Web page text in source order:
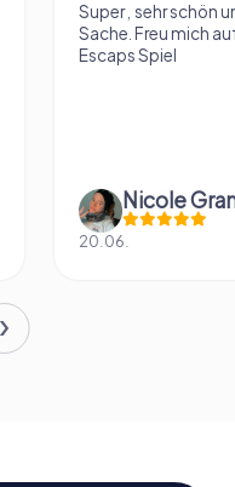
Super , sehr schön
Sache. Freu mich
Escaps Spiel
Nicole
20.06.